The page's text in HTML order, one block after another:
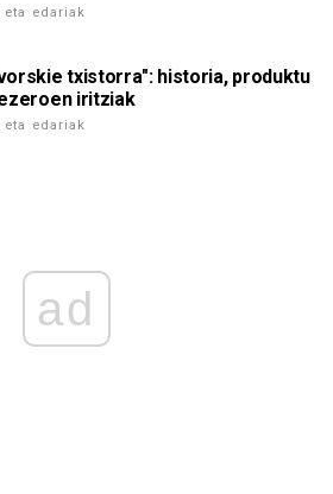
eta edariak
txistorra": historia, produktu
iritziak
eta edariak
ad